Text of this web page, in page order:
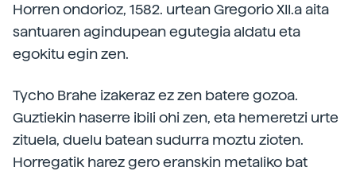
Horren ondorioz, 1582. urtean Gregorio XII.a aita
santuaren agindupean egutegia aldatu eta
egokitu egin zen.
Tycho Brahe izakeraz ez zen batere gozoa.
Guztiekin haserre ibili ohi zen, eta hemeretzi urte
zituela, duelu batean sudurra moztu zioten.
Horregatik harez gero eranskin metaliko bat